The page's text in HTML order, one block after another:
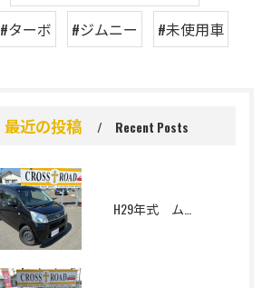
#ターボ #ジムニー #未使用車
最近の投稿 Recent Posts